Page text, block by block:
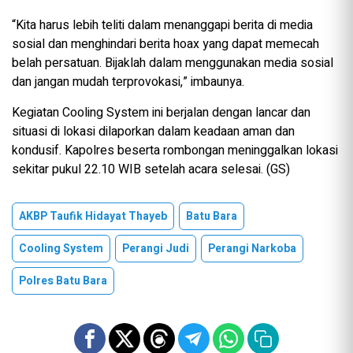
“Kita harus lebih teliti dalam menanggapi berita di media
sosial dan menghindari berita hoax yang dapat memecah
belah persatuan. Bijaklah dalam menggunakan media sosial
dan jangan mudah terprovokasi,” imbaunya.
Kegiatan Cooling System ini berjalan dengan lancar dan
situasi di lokasi dilaporkan dalam keadaan aman dan
kondusif. Kapolres beserta rombongan meninggalkan lokasi
sekitar pukul 22.10 WIB setelah acara selesai. (GS)
AKBP Taufik Hidayat Thayeb
Batu Bara
Cooling System
Perangi Judi
Perangi Narkoba
Polres Batu Bara